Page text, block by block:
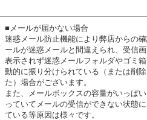
■メールが届かない場合
迷惑メール防止機能により弊店からの確
ールが迷惑メールと間違えられ、受信
表示されず迷惑メールフォルダやゴミ箱
動的に振り分けられている（または削
た）場合がございます。
また、メールボックスの容量がいっぱ
っていてメールの受信ができない状態
ている等原因は様々です。